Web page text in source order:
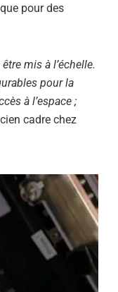
pour des
mis à l’échelle.
pour la
à l’espace ;
cadre chez